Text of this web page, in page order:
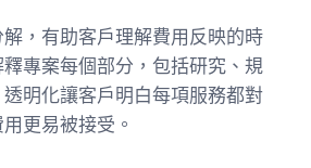
，有助客戶理解費用反映的時
專案每個部分，包括研究、規
明化讓客戶明白每項服務都對
更易被接受。